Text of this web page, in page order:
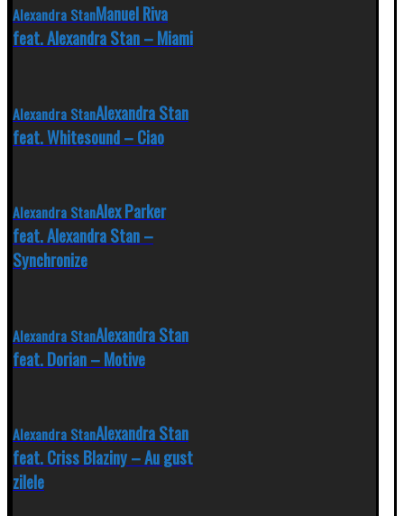
Alexandra StanManuel Riva
feat. Alexandra Stan – Miami
Alexandra StanAlexandra Stan
feat. Whitesound – Ciao
Alexandra StanAlex Parker
feat. Alexandra Stan –
Synchronize
Alexandra StanAlexandra Stan
feat. Dorian – Motive
Alexandra StanAlexandra Stan
feat. Criss Blaziny – Au gust
zilele